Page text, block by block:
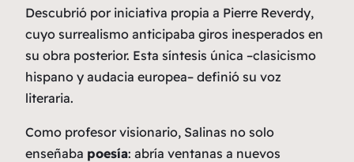
Descubrió por iniciativa propia a Pierre Reverdy,
cuyo surrealismo anticipaba giros inesperados en
su obra posterior. Esta síntesis única –clasicismo
hispano y audacia europea– definió su voz
literaria.
Como profesor visionario, Salinas no solo
enseñaba poesía: abría ventanas a nuevos